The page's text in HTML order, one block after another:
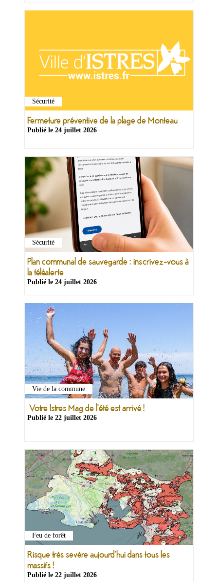
Sécurité
Fermeture préventive de la plage de Monteau
Publié le 24 juillet 2026
Sécurité
Plan communal de sauvegarde : inscrivez-vous à
la téléalerte
Publié le 24 juillet 2026
Vie de la commune
Votre Istres Mag de l'été est arrivé !
Publié le 22 juillet 2026
Feu de forêt
Risque très sevère aujourd'hui dans tous les
massifs !
Publié le 22 juillet 2026